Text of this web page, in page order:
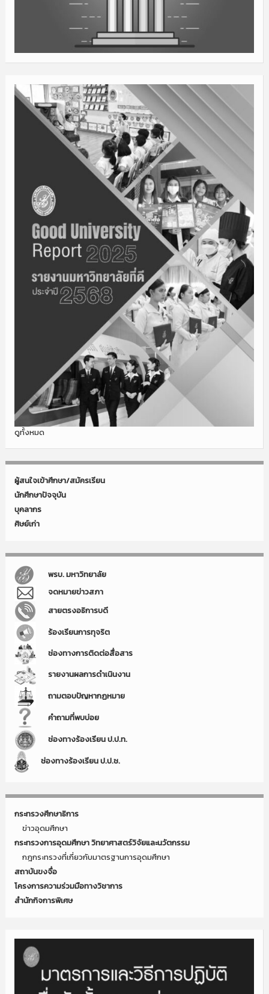
ดูทั้งหมด
ผู้สนใจเข้าศึกษา/สมัครเรียน
นักศึกษาปัจจุบัน
บุคลากร
ศิษย์เก่า
พรบ. มหาวิทยาลัย
จดหมายข่าวสภา
สายตรงอธิการบดี
ร้องเรียนการทุจริต
ช่องทางการติดต่อสื่อสาร
รายงานผลการดำเนินงาน
ถามตอบปัญหากฏหมาย
คำถามที่พบบ่อย
ช่องทางร้องเรียน ป.ป.ท.
ช่องทางร้องเรียน ป.ป.ช.
กระทรวงศึกษาธิการ
ข่าวอุดมศึกษา
กระทรวงการอุดมศึกษา วิทยาศาสตร์วิจัยและนวัตกรรม
กฎกระทรวงที่เกี่ยวกับมาตรฐานการอุดมศึกษา
สถาบันขงจื่อ
โครงการความร่วมมือทางวิชาการ
สำนักกิจการพิเศษ